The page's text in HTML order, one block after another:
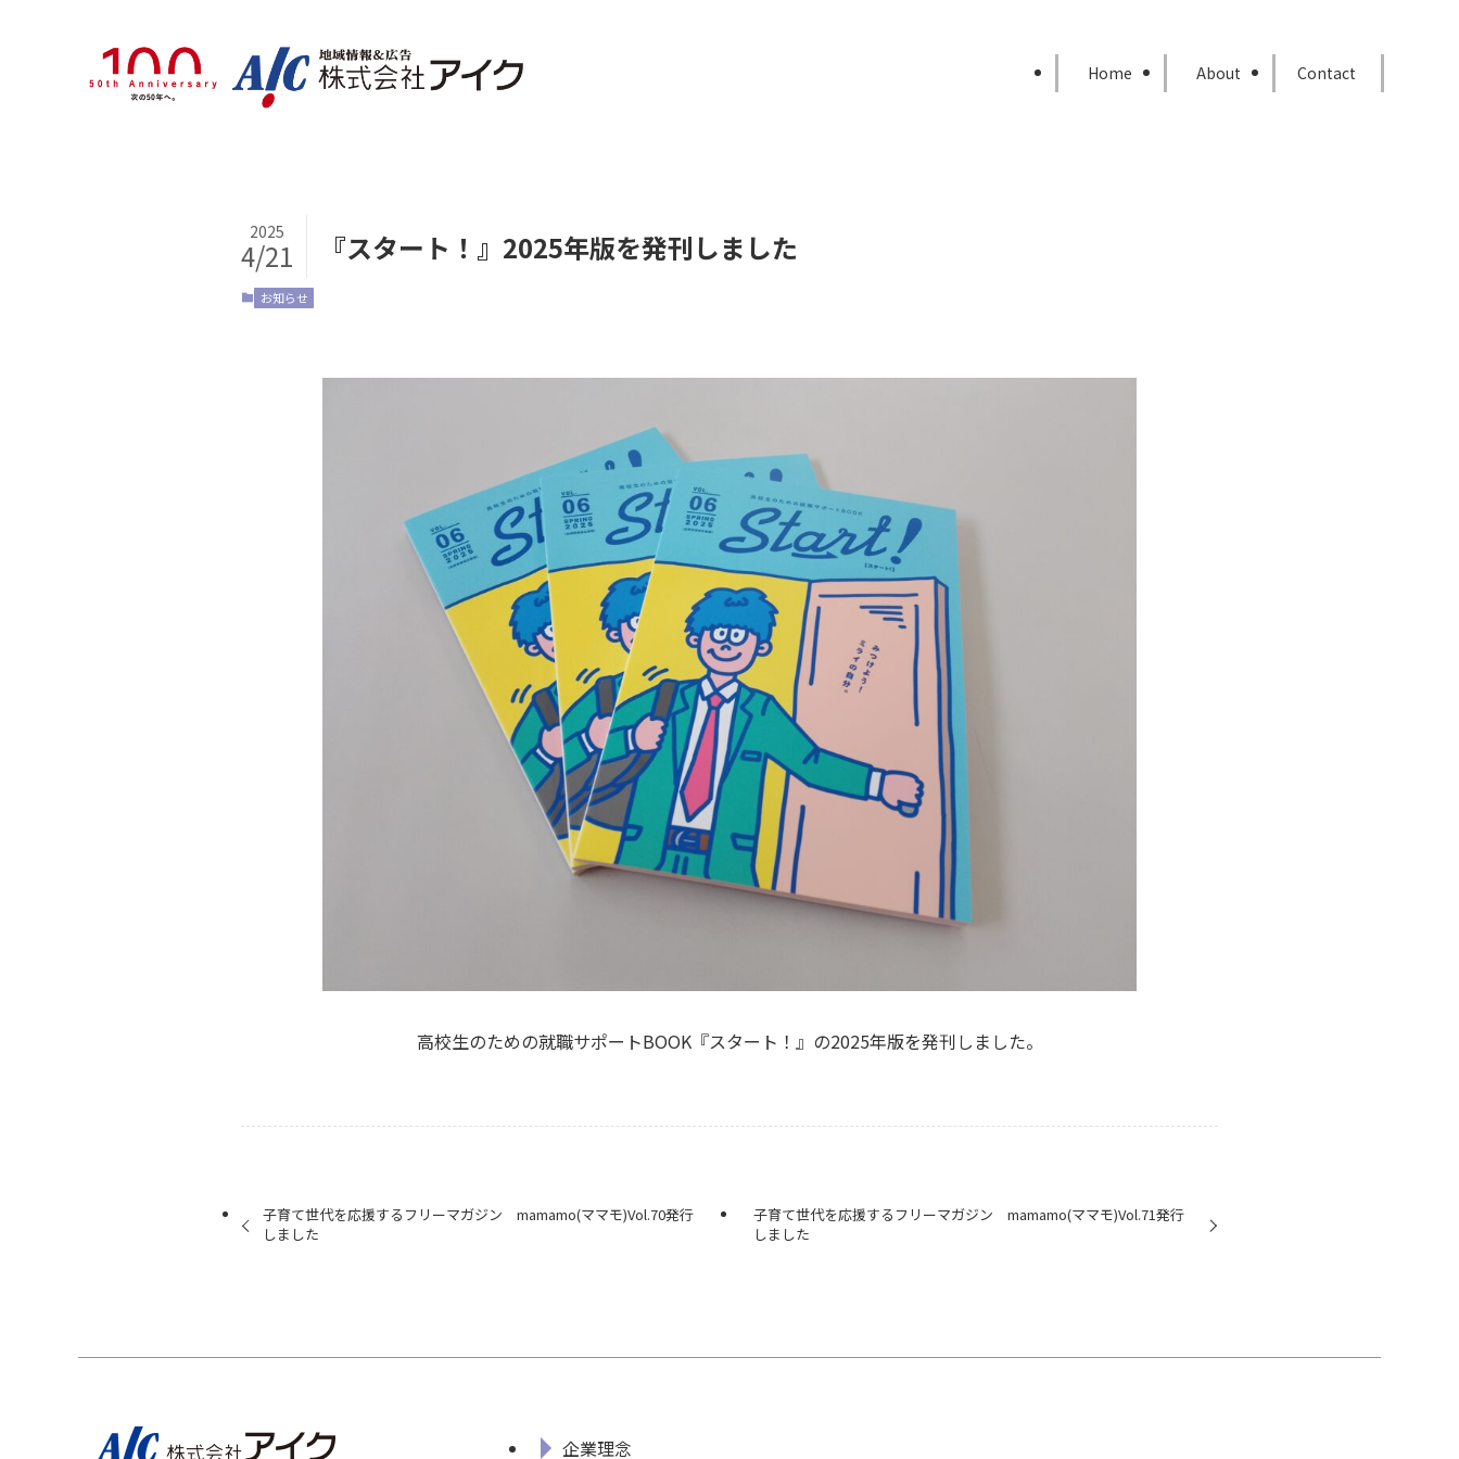
Home About Contact
『スタート！』2025年版を発刊しました
2025
4/21
お知らせ
高校生のための就職サポートBOOK『スタート！』の2025年版を発刊しました。
子育て世代を応援するフリーマガジン mamamo(ママモ)Vol.70発行
しました
子育て世代を応援するフリーマガジン mamamo(ママモ)Vol.71発行
しました
企業理念